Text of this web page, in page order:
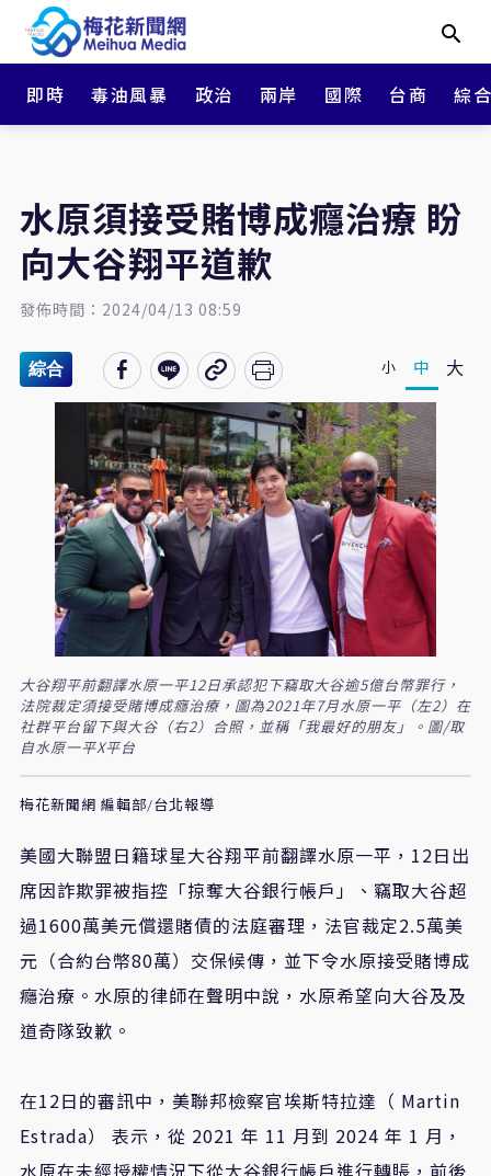
即時 毒油風暴 政治 兩岸 國際 台商 綜
水原須接受賭博成癮治療 盼
向大谷翔平道歉
發佈時間：2024/04/13 08:59
綜合 小 中 大
大谷翔平前翻譯水原一平12日承認犯下竊取大谷逾5億台幣罪行，
法院裁定須接受賭博成癮治療，圖為2021年7月水原一平（左2）在
社群平台留下與大谷（右2）合照，並稱「我最好的朋友」。圖/取
自水原一平X平台
梅花新聞網 編輯部/台北報導
美國大聯盟日籍球星大谷翔平前翻譯水原一平， 12日出
席因詐欺罪被指控「掠奪大谷銀行帳戶」、竊取大谷超
過1600萬美元償還賭債的法庭審理，法官裁定2.5萬美
元（合約台幣80萬）交保候傳，並下令水原接受賭博成
癮治療。水原的律師在聲明中說，水原希望向大谷及及
道奇隊致歉。
在12日的審訊中，美聯邦檢察官埃斯特拉達（ Martin
Estrada） 表示，從 2021 年 11 月到 2024 年 1 月，
水原在未經授權情況下從大谷銀行帳戶進行轉賬，前後